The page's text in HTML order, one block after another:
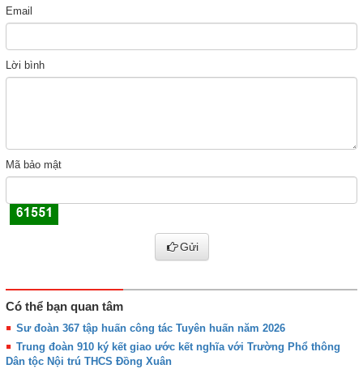
Email
Lời bình
Mã bảo mật
Gửi
Có thể bạn quan tâm
Sư đoàn 367 tập huấn công tác Tuyên huấn năm 2026
Trung đoàn 910 ký kết giao ước kết nghĩa với Trường Phổ thông
Dân tộc Nội trú THCS Đồng Xuân